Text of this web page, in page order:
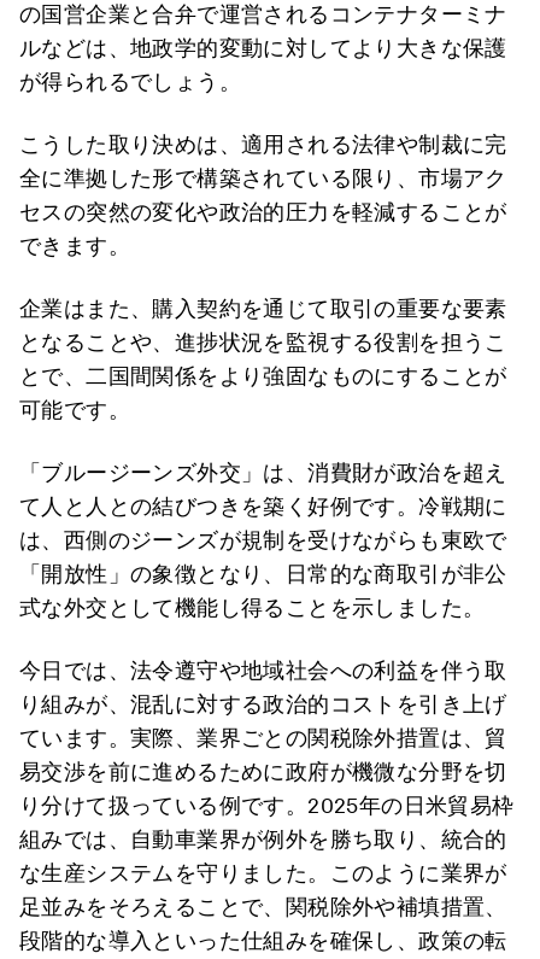
の国営企業と合弁で運営されるコンテナターミナ
ルなどは、地政学的変動に対してより大きな保護
が得られるでしょう。
こうした取り決めは、適用される法律や制裁に完
全に準拠した形で構築されている限り、市場アク
セスの突然の変化や政治的圧力を軽減することが
できます。
企業はまた、購入契約を通じて取引の重要な要素
となることや、進捗状況を監視する役割を担うこ
とで、二国間関係をより強固なものにすることが
可能です。
「ブルージーンズ外交」は、消費財が政治を超え
て人と人との結びつきを築く好例です。冷戦期に
は、西側のジーンズが規制を受けながらも東欧で
「開放性」の象徴となり、日常的な商取引が非公
式な外交として機能し得ることを示しました。
今日では、法令遵守や地域社会への利益を伴う取
り組みが、混乱に対する政治的コストを引き上げ
ています。実際、業界ごとの関税除外措置は、貿
易交渉を前に進めるために政府が機微な分野を切
り分けて扱っている例です。2025年の日米貿易枠
組みでは、自動車業界が例外を勝ち取り、統合的
な生産システムを守りました。このように業界が
足並みをそろえることで、関税除外や補填措置、
段階的な導入といった仕組みを確保し、政策の転